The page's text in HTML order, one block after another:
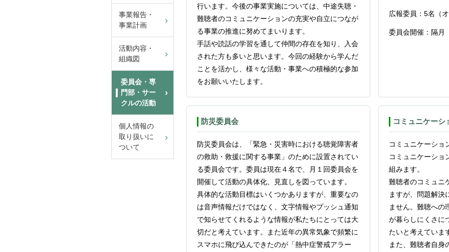
行います。今後の事業実施については、中途失聴・
難聴者のコミュニケーションの充実や自立につなが
る事業の推進に努めてまいります。
手話や読話の学習を通して仲間の存在を知り、入会
された方も多いと思います。今回の経験から学んだ
ことを活かし、様々な活動・事業への積極的な参加
をお願いいたします。
広報委員： 5名（
委員会開催：隔月
防災委員会
防災委員会は、「緊急・災害時における聴覚障害者
の救助・救援に関する事業」のために設置されてい
る委員会です。委員は現在４名で、月１回委員会を
開催して活動の具体化、見直しを図っています。
具体的な活動目標はいくつかありますが、重要なの
は音声情報だけではなく、文字情報やプッシュ通知
で知らせてくれるような情報が私たちにとっては大
切だと考えています。また近年の異常気象で頻繁に
スマホに飛び込んできたのが「熱中症警戒アラー
コミュニケーシ
コミュニケーショ
コミュニケーショ
組みます。
難聴者のコミュニ
ますが、問題解決
ません。難聴への
が暮らしにくさに
たいと考えていま
また、難聴者自身
事業報告・
事業計画
活動内容・
組織図
委員会・専
門部・サー
クルの活動
個人情報の
取り扱いに
ついて